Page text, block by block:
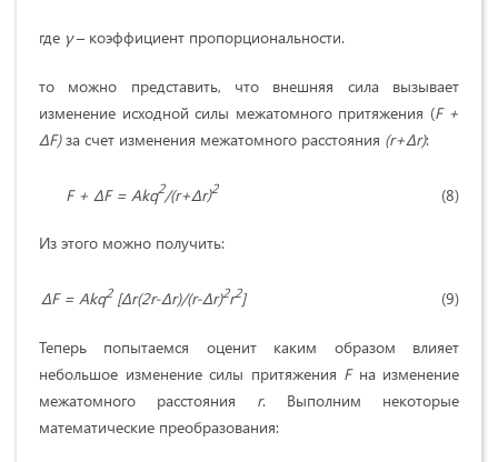
где γ– коэффициент пропорциональности.
то можно представить, что внешняя сила вызывает
изменение исходной силы межатомного притяжения (F+
ΔF)за счет изменения межатомного расстояния (r+Δr):
F+ ΔF= Akq2/(r+Δr)2 (8)
Из этого можно получить:
ΔF= Akq2[Δr(2r-Δr)/(r-Δr)2r2] (9)
Теперь попытаемся оценит каким образом влияет
небольшое изменение силы притяжения Fна изменение
межатомного расстояния r. Выполним некоторые
математические преобразования: